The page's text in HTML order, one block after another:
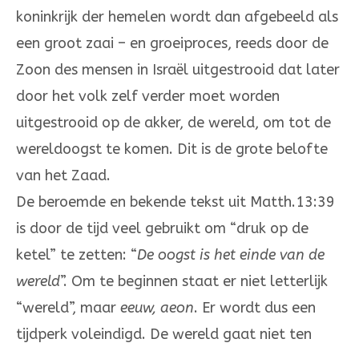
koninkrijk der hemelen wordt dan afgebeeld als
een groot zaai – en groeiproces, reeds door de
Zoon des mensen in Israël uitgestrooid dat later
door het volk zelf verder moet worden
uitgestrooid op de akker, de wereld, om tot de
wereldoogst te komen. Dit is de grote belofte
van het Zaad.
De beroemde en bekende tekst uit Matth.13:39
is door de tijd veel gebruikt om “druk op de
ketel” te zetten: “De oogst is het einde van de
wereld”. Om te beginnen staat er niet letterlijk
“wereld”, maar eeuw, aeon. Er wordt dus een
tijd­­­perk vol­eindigd. De wereld gaat niet ten